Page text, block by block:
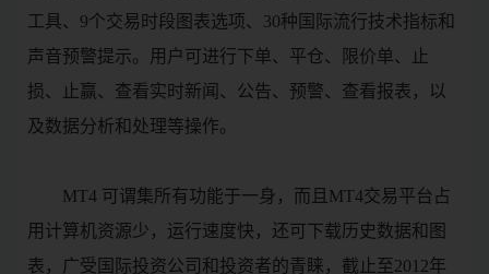
工具、9个交易时段图表选项、30种国际流行技术指标和
声音预警提示。用户可进行下单、平仓、限价单、止
损、止赢、查看实时新闻、公告、预警、查看报表，以
及数据分析和处理等操作。
MT4 可谓集所有功能于一身，而且MT4交易平台占
用计算机资源少，运行速度快，还可下载历史数据和图
表，广受国际投资公司和投资者的青睐，截止至2012年